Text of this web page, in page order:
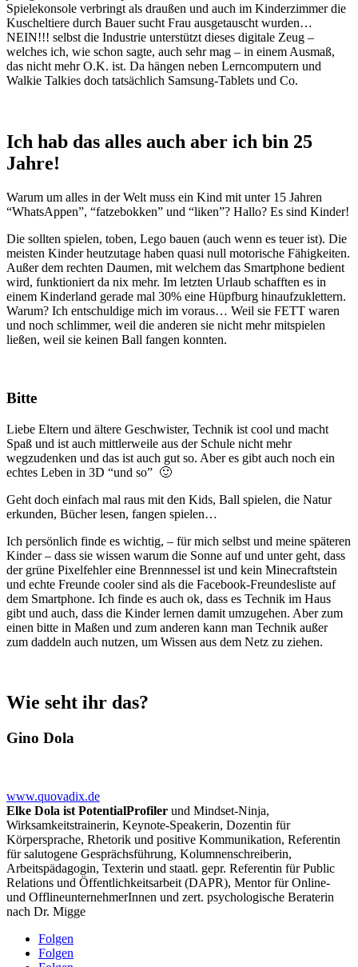
Spielekonsole verbringt als draußen und auch im Kinderzimmer die
Kuscheltiere durch Bauer sucht Frau ausgetauscht wurden…
NEIN!!! selbst die Industrie unterstützt dieses digitale Zeug –
welches ich, wie schon sagte, auch sehr mag – in einem Ausmaß,
das nicht mehr O.K. ist. Da hängen neben Lerncomputern und
Walkie Talkies doch tatsächlich Samsung-Tablets und Co.
Ich hab das alles auch aber ich bin 25
Jahre!
Warum um alles in der Welt muss ein Kind mit unter 15 Jahren
“WhatsAppen”, “fatzebokken” und “liken”? Hallo? Es sind Kinder!
Die sollten spielen, toben, Lego bauen (auch wenn es teuer ist). Die
meisten Kinder heutzutage haben quasi null motorische Fähigkeiten.
Außer dem rechten Daumen, mit welchem das Smartphone bedient
wird, funktioniert da nix mehr. Im letzten Urlaub schafften es in
einem Kinderland gerade mal 30% eine Hüpfburg hinaufzuklettern.
Warum? Ich entschuldige mich im voraus… Weil sie FETT waren
und noch schlimmer, weil die anderen sie nicht mehr mitspielen
ließen, weil sie keinen Ball fangen konnten.
Bitte
Liebe Eltern und ältere Geschwister, Technik ist cool und macht
Spaß und ist auch mittlerweile aus der Schule nicht mehr
wegzudenken und das ist auch gut so. Aber es gibt auch noch ein
echtes Leben in 3D “und so” 🙂
Geht doch einfach mal raus mit den Kids, Ball spielen, die Natur
erkunden, Bücher lesen, fangen spielen…
Ich persönlich finde es wichtig, – für mich selbst und meine späteren
Kinder – dass sie wissen warum die Sonne auf und unter geht, dass
der grüne Pixelfehler eine Brennnessel ist und kein Minecraftstein
und echte Freunde cooler sind als die Facebook-Freundesliste auf
dem Smartphone. Ich finde es auch ok, dass es Technik im Haus
gibt und auch, dass die Kinder lernen damit umzugehen. Aber zum
einen bitte in Maßen und zum anderen kann man Technik außer
zum daddeln auch nutzen, um Wissen aus dem Netz zu ziehen.
Wie seht ihr das?
Gino Dola
www.quovadix.de
Elke Dola ist PotentialProfiler und Mindset-Ninja,
Wirksamkeitstrainerin, Keynote-Speakerin, Dozentin für
Körpersprache, Rhetorik und positive Kommunikation, Referentin
für salutogene Gesprächsführung, Kolumnenschreiberin,
Arbeitspädagogin, Texterin und staatl. gepr. Referentin für Public
Relations und Öffentlichkeitsarbeit (DAPR), Mentor für Online-
und OfflineunternehmerInnen und zert. psychologische Beraterin
nach Dr. Migge
Folgen
Folgen